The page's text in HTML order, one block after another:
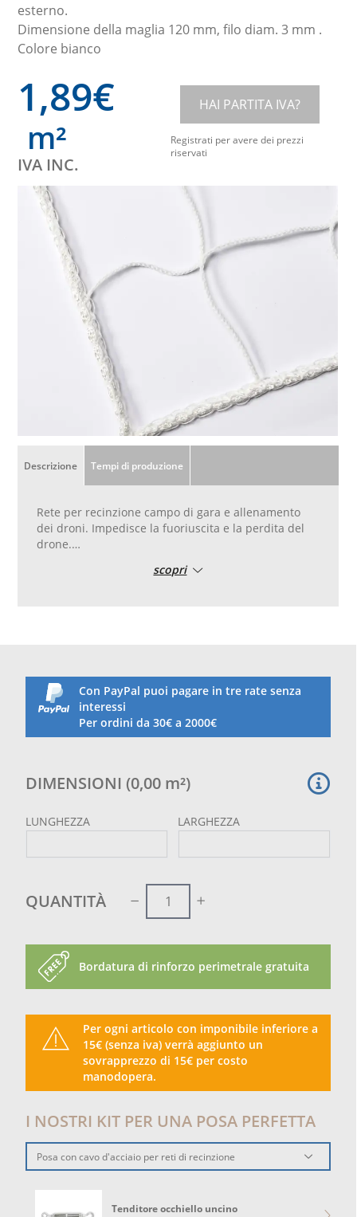
esterno.
Dimensione della maglia 120 mm, filo diam. 3 mm .
Colore bianco
1,89€
m²
IVA INC.
HAI PARTITA IVA?
Registrati per avere dei prezzi
riservati
Descrizione Tempi di produzione
Rete per recinzione campo di gara e allenamento
dei droni. Impedisce la fuoriuscita e la perdita del
drone.
alta tenacità, trattato contro i raggi UV, termofissato
prezzo.
scopri
Con PayPal puoi pagare in tre rate senza
interessi
Per ordini da 30€ a 2000€
DIMENSIONI (0,00 m²)
LUNGHEZZA LARGHEZZA
QUANTITÀ
Bordatura di rinforzo perimetrale gratuita
Per ogni articolo con imponibile inferiore a
15€ (senza iva) verrà aggiunto un
sovrapprezzo di 15€ per costo
manodopera.
I NOSTRI KIT PER UNA POSA PERFETTA
Posa con cavo d'acciaio per reti di recinzione
Tenditore occhiello uncino